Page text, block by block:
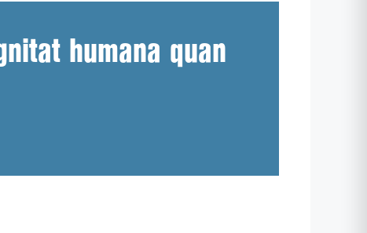
humana quan